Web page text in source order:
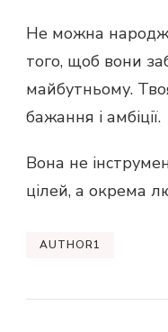
Не можна
того, щоб вони
майбутньому.
бажання і амбіції.
Вона не
цілей, а окрема
AUTHOR1